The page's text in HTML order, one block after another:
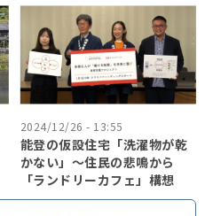
2024/12/26 - 13:55
能登の仮設住宅「洗濯物が乾
かない」〜住民の悲鳴から
「ランドリーカフェ」構想